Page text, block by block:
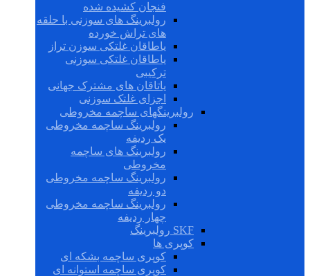
فنجان کشیده شده
رولبرینگ های سوزنی با حلقه
های تراش خورده
یاطاقان غلتکی سوزن تراز
یاطاقان غلتکی سوزنی
ترکیبی
یاتاقان های مشترک جهانی
اجزای غلتک سوزنی
رولبرینگهای ساچمه مخروطی
رولبرینگ ساچمه مخروطی
یک ردیفه
رولبرینگ های ساچمه
مخروطی
رولبرینگ ساچمه مخروطی
دو ردیفه
رولبرینگ ساچمه مخروطی
چهار ردیفه
SKF رولبرینگ
کوپری ها
کوپری ساچمه بشکه ای
کوپری ساچمه استوانه ای